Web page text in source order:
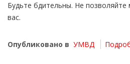
Будьте бдительны. Не
вас.
Опубликовано в УМВД